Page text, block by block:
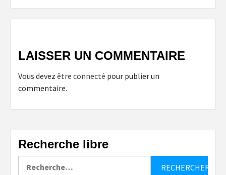
LAISSER UN COMMENTAIRE
Vous devez être connecté pour publier un
commentaire.
Recherche libre